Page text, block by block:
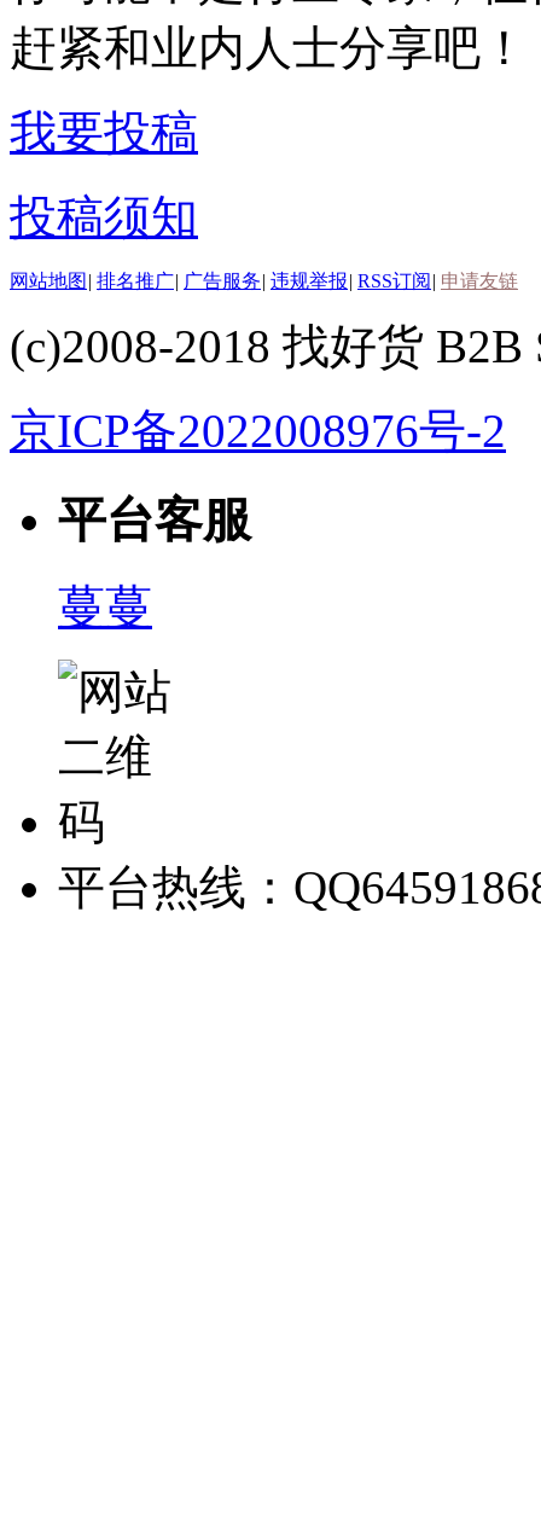
赶紧和业内人士分享吧！
我要投稿
投稿须知
网站地图 | 排名推广| 广告服务| 违规举报| RSS订阅 | 申请友链
(c)2008-2018 找好货 B2B
京ICP备2022008976号-2
平台客服
蔓蔓
平台热线：